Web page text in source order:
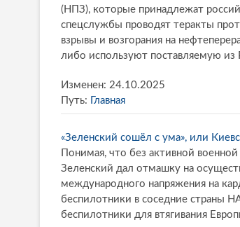
(НПЗ), которые принадлежат
спецслужбы проводят теракты
взрывы и возгорания на
либо используют поставляемую
Изменен: 24.10.2025
Путь: Главная
«Зеленский сошёл с ума», или
Понимая, что без активной
Зеленский дал отмашку на
международного напряжения на
беспилотники в соседние страны
беспилотники для втягивания